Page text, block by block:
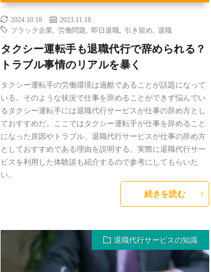
2024.10.18
2023.11.18
ブラック企業
,労働問題 即日退職 引き留め ,退職
タクシー運転手も退職代行で辞められる？
トラブル事情のリアルを暴く
タクシー運転手の労働環境は過酷であることが話題になって
いる。そのような状況で仕事を辞めることができず悩んでい
るタクシー運転手には退職代行サービスが仕事の辞め方とし
ておすすめだ。ここではタクシー運転手が仕事を辞めること
になった原因やトラブル、退職代行サービスが仕事の辞め方
としておすすめである理由を説明する。実際に退職代行サー
ビスを利用した体験談も紹介するので参考にしてもらいた
い。
続きを読む
退職代行サービスの知識